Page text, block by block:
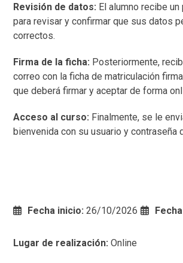
Revisión de datos: El alumno recibe
para revisar y confirmar que sus datos
correctos.
Firma de la ficha: Posteriormente,
correo con la ficha de matriculación
que deberá firmar y aceptar de forma
Acceso al curso: Finalmente, se le
bienvenida con su usuario y contraseña
Fecha inicio: 26/10/2026
Lugar de realización: Online